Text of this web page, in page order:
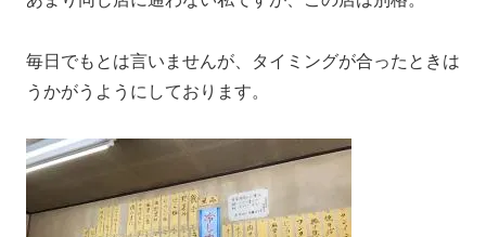
毎日でもとは言いませんが、タイミングが合ったときは
うかがうようにしております。